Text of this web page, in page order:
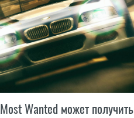
Wanted может получить